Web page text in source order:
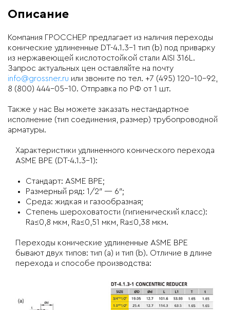
Описание
Компания ГРОССНЕР предлагает из наличия переходы
конические удлиненные DT-4.1.3-1 тип (b) под приварку
из нержавеющей кислотостойкой стали AISI 316L.
Запрос актуальных цен оставляйте на почту
info@grossner.ru или звоните по тел. +7 (495) 120-10-92,
8 (800) 444-05-10. Отправка по РФ от 1 шт.
Также у нас Вы можете заказать нестандартное
исполнение (тип соединения, размер) трубопроводной
арматуры.
Характеристики удлиненного конического перехода
ASME BPE (DT-4.1.3-1):
Стандарт: ASME BPE;
Размерный ряд: 1/2″ — 6″;
Среда: жидкая и газообразная;
Степень шероховатости (гигиенический класс):
Ra≤0,8 мкм, Ra≤0,51 мкм, Ra≤0,38 мкм.
Переходы конические удлиненные ASME BPE
бывают двух типов: тип (a) и тип (b). Отличие в длине
перехода и способе производства: